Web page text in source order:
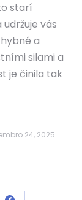
starí
vás
a
silami a
je činila tak
24, 2025